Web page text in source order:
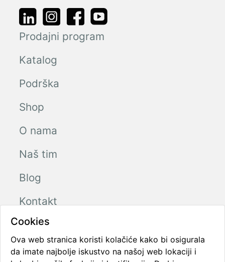
Cookies
Ova web stranica koristi kolačiće kako bi osigurala
da imate najbolje iskustvo na našoj web lokaciji i
Prodajni program
Katalog
Podrška
Shop
O nama
Naš tim
Blog
Kontakt
Radno vreme
Ponedeljak - Petak08:00 - 16:00